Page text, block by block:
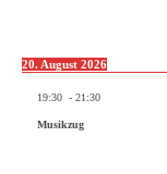
20. August 2026
19:30 - 21:30
Musikzug